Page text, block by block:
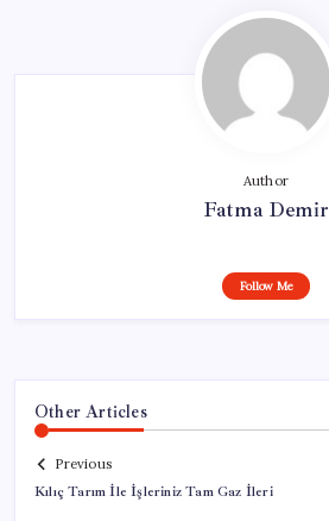
Author
Fatma Demir
Follow Me
Other Articles
Previous
Kılıç Tarım İle İşleriniz Tam Gaz İleri